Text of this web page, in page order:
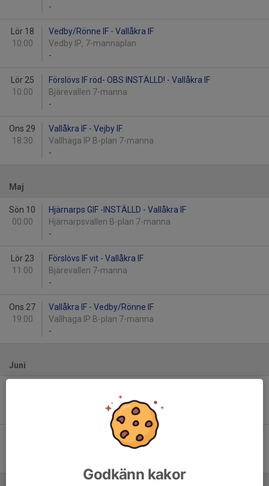
-
Lör 18
10:00
Vedby/Rönne IF - Vallåkra IF
Vedby IP, 7-mannaplan
-
Lör 25
10:00
Förslövs IF röd- OBS INSTÄLLD! - Vallåkra IF
Bjärevallen 7-manna
-
Ons 29
18:30
Vallåkra IF - Vejby IF
Vallhaga IP B-plan 7-manna
-
Maj
Sön 10
00:00
Hjärnarps GIF -INSTÄLLD - Vallåkra IF
Hjärnarpsvallen B-plan 7-manna
-
Lör 23
11:00
Förslövs IF vit - Vallåkra IF
Bjärevallen 7-manna
-
Ons 27
19:00
Vallåkra IF - Vedby/Rönne IF
Vallhaga IP B-plan 7-manna
-
Juni
Vallhaga IP B-plan 7-manna
Vejby IF - Vallåkra IF
Godkänn kakor